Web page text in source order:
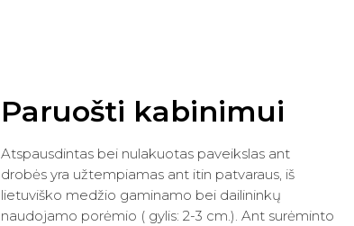
Paruošti kabinimui
Atspausdintas bei nulakuotas paveikslas ant
drobės yra užtempiamas ant itin patvaraus, iš
lietuviško medžio gaminamo bei dailininkų
naudojamo porėmio ( gylis: 2-3 cm.). Ant surėminto